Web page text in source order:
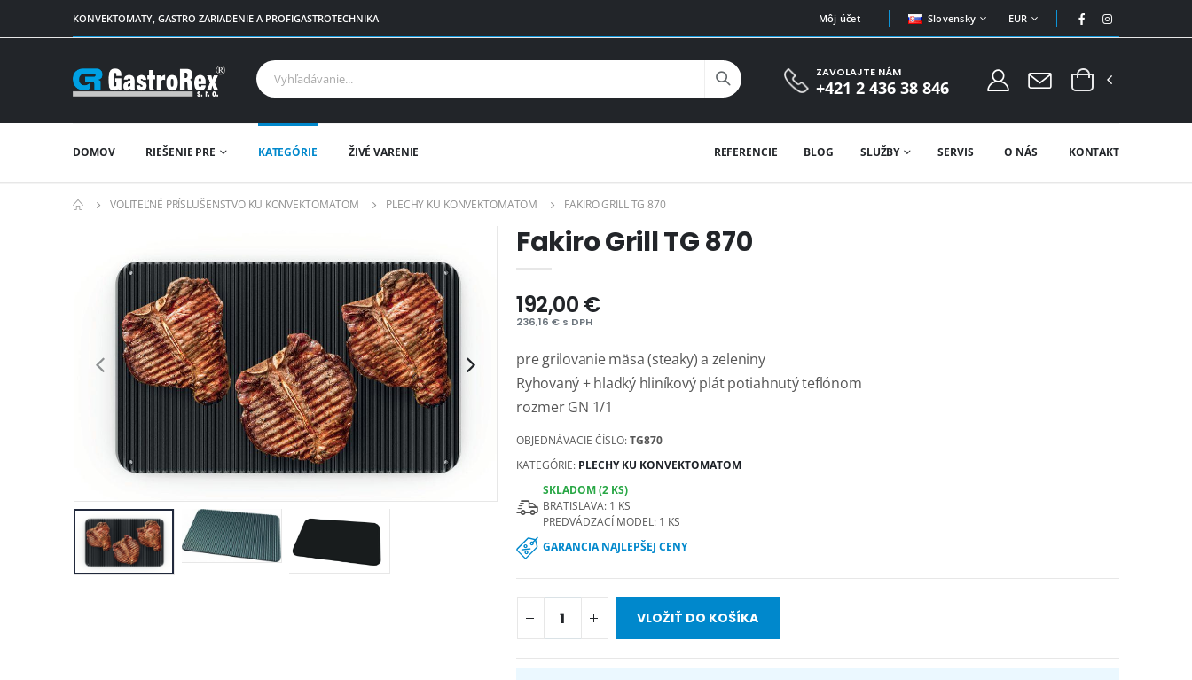
KONVEKTOMATY, GASTRO ZARIADENIE A PROFIGASTROTECHNIKA Môj účet Slovensky EUR
ZAVOLAJTE NÁM
+421 2 436 38 846
DOMOV RIEŠENIE PRE KATEGÓRIE ŽIVÉ VARENIE KONTAKT
O NÁS
SERVIS
SLUŽBY
BLOG
REFERENCIE
VOLITEĽNÉ PRÍSLUŠENSTVO KU KONVEKTOMATOM PLECHY KU KONVEKTOMATOM FAKIRO GRILL TG 870
Fakiro Grill TG 870
192,00 €
236,16 € s DPH
pre grilovanie mäsa (steaky) a zeleniny
Ryhovaný + hladký hliníkový plát potiahnutý teflónom
rozmer GN 1/1
OBJEDNÁVACIE ČÍSLO:TG870
KATEGÓRIE: PLECHY KU KONVEKTOMATOM
SKLADOM (2 KS)
BRATISLAVA: 1 KS
PREDVÁDZACÍ MODEL: 1 KS
GARANCIA NAJLEPŠEJ CENY
VLOŽIŤ DO KOŠÍKA